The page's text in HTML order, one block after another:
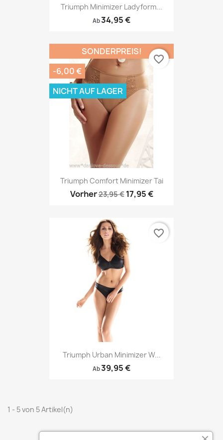
Triumph Minimizer Ladyform...
Ab34,95 €
Triumph Comfort Minimizer Tai
Vorher23,95 € 17,95 €
SONDERPREIS!
-6,00 €
NICHT AUF LAGER
favorite_border
Triumph Urban Minimizer W...
Ab39,95 €
favorite_border
1 - 5 von 5 Artikel(n)